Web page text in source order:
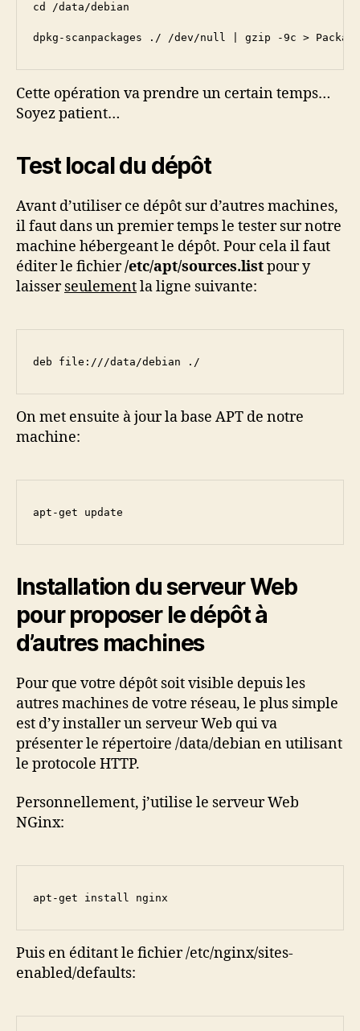
cd /data/debian
dpkg-scanpackages ./ /dev/null | gzip -9c >
Cette opération va prendre un certain temps…
Soyez patient…
Test local du dépôt
Avant d’utiliser ce dépôt sur d’autres machines,
il faut dans un premier temps le tester sur notre
machine hébergeant le dépôt. Pour cela il faut
éditer le fichier/etc/apt/sources.listpour y
laisserseulementla ligne suivante:
deb file:///data/debian ./
On met ensuite à jour la base APT de notre
machine:
apt-get update
Installation du serveur Web
pour proposer le dépôt à
d’autres machines
Pour que votre dépôt soit visible depuis les
autres machines de votre réseau, le plus simple
est d’y installer un serveur Web qui va
présenter le répertoire /data/debian en utilisant
le protocole HTTP.
Personnellement, j’utilise le serveur Web
NGinx:
apt-get install nginx
Puis en éditant le fichier /etc/nginx/sites-
enabled/defaults: